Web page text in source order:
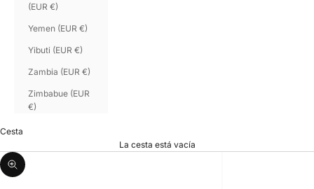
(EUR €)
Yemen (EUR €)
Yibuti (EUR €)
Zambia (EUR €)
Zimbabue (EUR
€)
Cesta
La cesta está vacía
Zoom